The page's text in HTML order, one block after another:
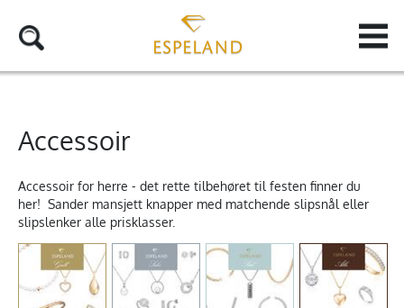
Accessoir
Accessoir for herre - det rette tilbehøret til festen finner du
her! Sander mansjett knapper med matchende slipsnål eller
slipslenker alle prisklasser.